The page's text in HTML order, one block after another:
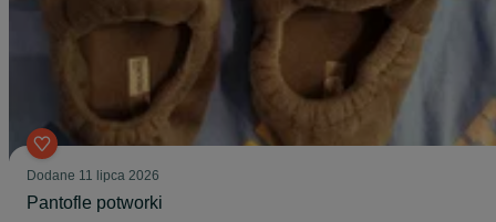
Dodane 11 lipca 2026
Pantofle potworki